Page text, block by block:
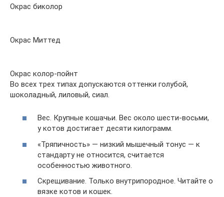
Окрас биколор
Окрас Миттед
Окрас колор-пойнт
Во всех трех типах допускаются оттенки голубой,
шоколадный, лиловый, сиал.
Вес. Крупные кошачьи. Вес около шести-восьми,
у котов достигает десяти килограмм.
«Тряпичность» — низкий мышечный тонус — к
стандарту не относится, считается
особенностью животного.
Скрещивание. Только внутрипородное. Читайте о
вязке котов и кошек.